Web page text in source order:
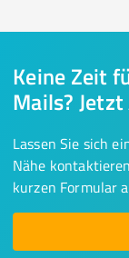
Keine Zeit
Mails?
Lassen Sie sich
Nähe
kurzen Formular